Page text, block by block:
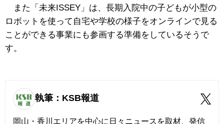
また「未来ISSEY」は、長期入院中の子どもが小型の
ロボットを使って自宅や学校の様子をオンラインで見る
ことができる事業にも参画する準備をしているそうで
す。
執筆：KSB報道
岡山・香川エリアを中心に日々ニュースを取材、発信